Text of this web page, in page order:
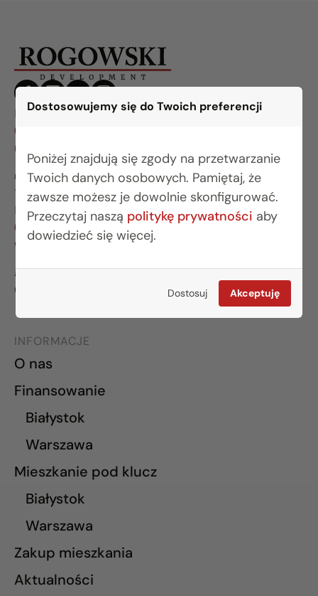
Dostosowujemy się do Twoich preferencji
Poniżej znajdują się zgody na przetwarzanie
Twoich danych osobowych. Pamiętaj, że
zawsze możesz je dowolnie skonfigurować.
Przeczytaj naszą politykę prywatności aby
dowiedzieć się więcej.
Dostosuj Akceptuję
BIURO BIAŁYSTOK
(85) 749 99 09
mieszkania@rogowskidevelopment.pl
ul. Legionowa 28 lok. 202
15-281 Białystok
BIURO WARSZAWA
(22) 642 03 55
warszawa@rogowskidevelopment.pl
al. Wilanowska 67E lok. U5
02-765 Warszawa
INFORMACJE
O nas
Finansowanie
Białystok
Warszawa
Mieszkanie pod klucz
Białystok
Warszawa
Zakup mieszkania
Aktualności